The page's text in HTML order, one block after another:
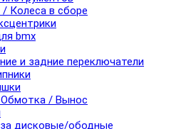
Колеса в сборе
bmx
и задние переключатели
/ Вынос
дисковые/ободные